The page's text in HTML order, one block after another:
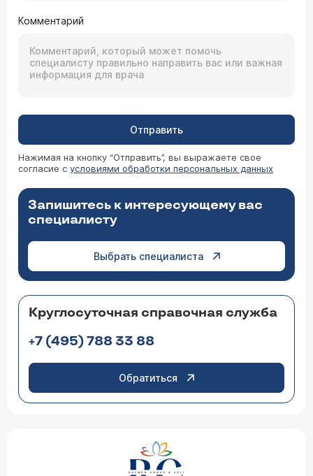
Комментарий
Отправить
Нажимая на кнопку “Отправить”, вы выражаете свое
согласие с условиями обработки персональных данных
Запишитесь к интересующему вас
специалисту
Выбрать специалиста
Круглосуточная справочная служба
+7 (495) 788 33 88
Обратиться